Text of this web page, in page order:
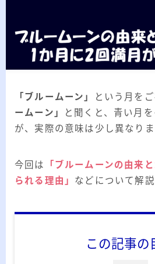
月～
2026.01.21
2026年の「川島町
カテゴリー
「ブルームーン」 という月を
ームーン」
と聞くと、青い月
が、実際の意味は少し異なりま
今回は
「ブルームーンの由来
られる理由」 などについて解説
この記事の